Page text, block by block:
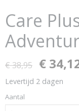
Care
€ 38,95 €
Levertijd 2 dagen
Aantal